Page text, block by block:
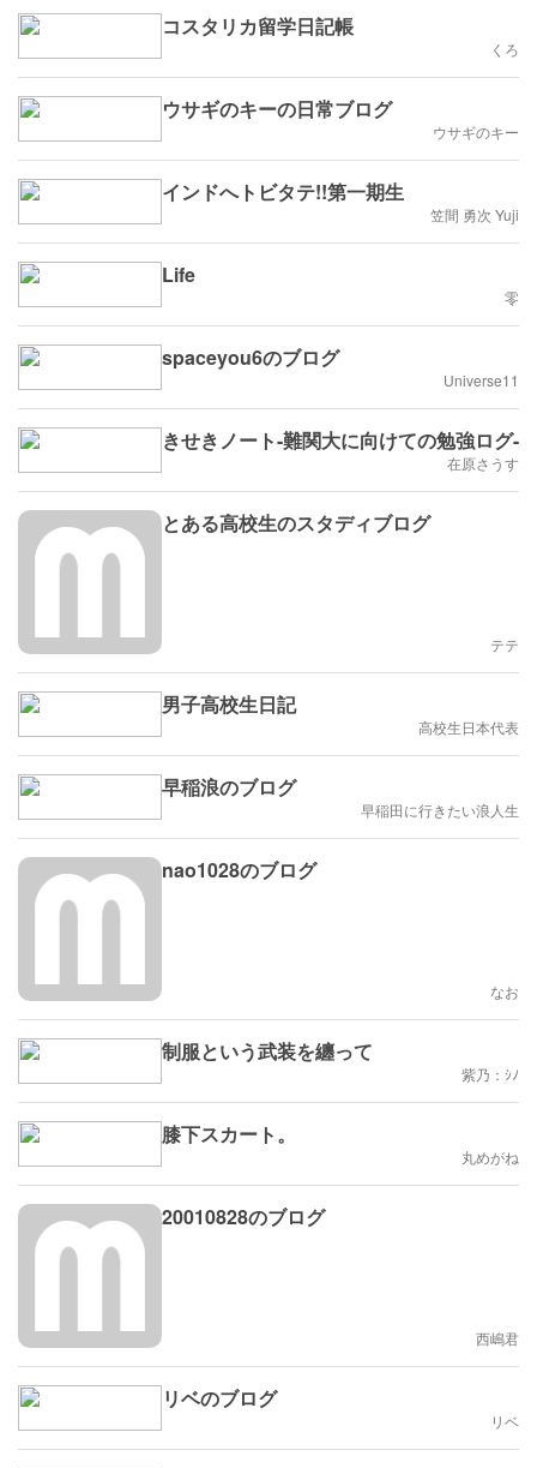
コスタリカ留学日記帳
くろ
ウサギのキーの日常ブログ
ウサギのキー
インドへトビタテ!!第一期生
笠間 勇次 Yuji
Life
零
spaceyou6のブログ
Universe11
きせきノート-難関大に向けての勉強ログ-
在原さうす
とある高校生のスタディブログ
テテ
男子高校生日記
高校生日本代表
早稲浪のブログ
早稲田に行きたい浪人生
nao1028のブログ
なお
制服という武装を纏って
紫乃：ｼﾉ
膝下スカート。
丸めがね
20010828のブログ
西嶋君
リベのブログ
リベ